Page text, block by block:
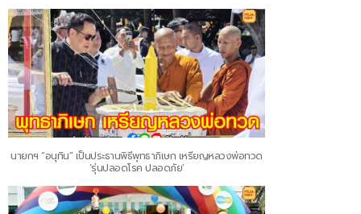
นายกฯ “อนุทิน” เป็นประธานพิธีพุทธาภิเษก เหรียญหลวงพ่อทวด
‘รุ่นปลอดโรค ปลอดภัย’